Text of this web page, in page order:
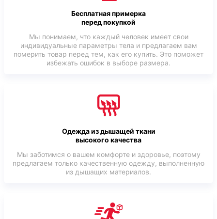
Бесплатная примерка
перед покупкой
Мы понимаем, что каждый человек имеет свои
индивидуальные параметры тела и предлагаем вам
померить товар перед тем, как его купить. Это поможет
избежать ошибок в выборе размера.
Одежда из дышащей ткани
высокого качества
Мы заботимся о вашем комфорте и здоровье, поэтому
предлагаем только качественную одежду, выполненную
из дышащих материалов.